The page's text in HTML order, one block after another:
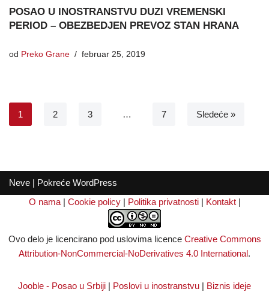
POSAO U INOSTRANSTVU DUZI VREMENSKI
PERIOD – OBEZBEDJEN PREVOZ STAN HRANA
od Preko Grane februar 25, 2019
1 2 3 … 7 Sledeće »
Neve | Pokreće WordPress
O nama | Cookie policy | Politika privatnosti | Kontakt |
Ovo delo je licencirano pod uslovima licence Creative Commons
Attribution-NonCommercial-NoDerivatives 4.0 International.
Jooble - Posao u Srbiji | Poslovi u inostranstvu | Biznis ideje